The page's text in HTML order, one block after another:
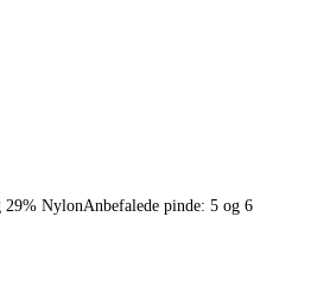
NylonAnbefalede pinde: 5 og 6